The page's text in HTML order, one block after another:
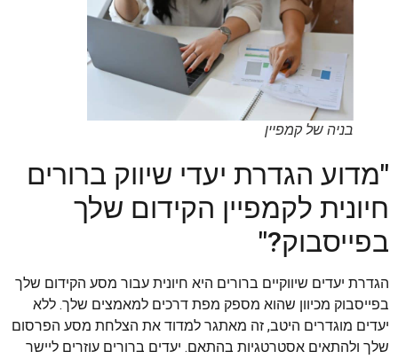
בניה של קמפיין
"מדוע הגדרת יעדי שיווק ברורים
חיונית לקמפיין הקידום שלך
בפייסבוק?"
הגדרת יעדים שיווקיים ברורים היא חיונית עבור מסע הקידום שלך
בפייסבוק מכיוון שהוא מספק מפת דרכים למאמצים שלך. ללא
יעדים מוגדרים היטב, זה מאתגר למדוד את הצלחת מסע הפרסום
שלך ולהתאים אסטרטגיות בהתאם. יעדים ברורים עוזרים ליישר